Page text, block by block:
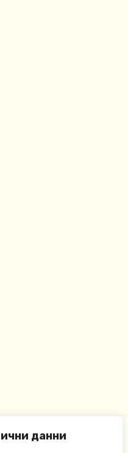
данни